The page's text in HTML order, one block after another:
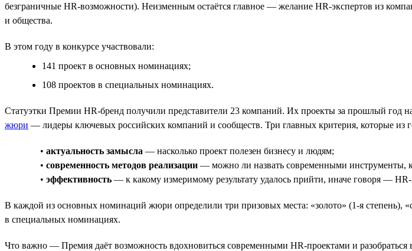
безграничные HR-возможности). Неизменным остаётся главное — желание HR-экспертов из
и общества.
В этом году в конкурсе участвовали:
141 проект в основных номинациях;
108 проектов в специальных номинациях.
Статуэтки Премии HR-бренд получили представители 23 компаний. Их проекты за прошлый год
жюри — лидеры ключевых российских компаний и сообществ. Три главных критерия, которые из
• актуальность замысла — насколько проект полезен бизнесу и людям;
• современность методов реализации — можно ли назвать современными инструменты,
• эффективность — к какому измеримому результату удалось прийти, иначе говоря —
В каждой из основных номинаций жюри определили три призовых места: «золото» (1-я степень),
в специальных номинациях.
Что важно — Премия даёт возможность вдохновиться современными HR-проектами и